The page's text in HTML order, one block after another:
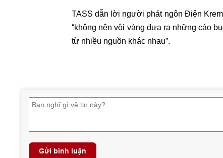
TASS dẫn lời người phát ngôn Điện
“không nên vội vàng đưa ra những cáo
từ nhiều nguồn khác nhau”.
Gửi bình luận